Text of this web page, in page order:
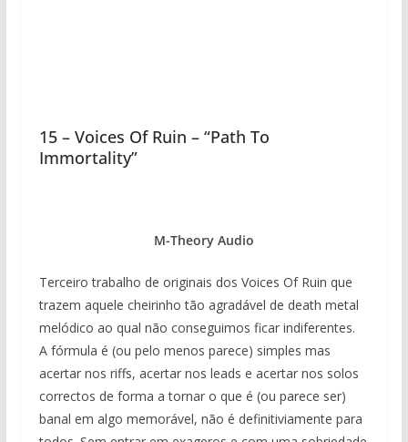
15 – Voices Of Ruin – “Path To
Immortality”
M-Theory Audio
Terceiro trabalho de originais dos Voices Of Ruin que
trazem aquele cheirinho tão agradável de death metal
melódico ao qual não conseguimos ficar indiferentes.
A fórmula é (ou pelo menos parece) simples mas
acertar nos riffs, acertar nos leads e acertar nos solos
correctos de forma a tornar o que é (ou parece ser)
banal em algo memorável, não é definitiviamente para